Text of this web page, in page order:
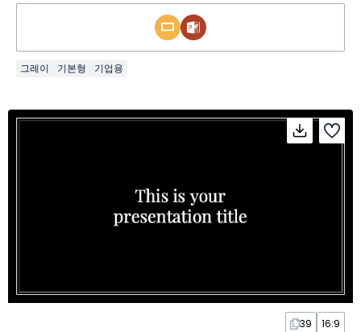
그레이 기본형 기업용
39 16:9